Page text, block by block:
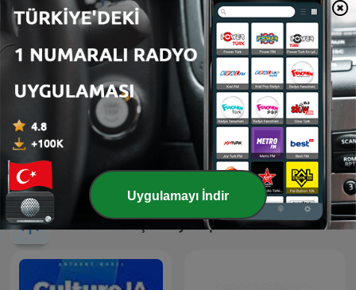
XXX #NO LIMIT!
Uluslararası İş Dünyası podcast'leri
Uygulamayı İndir